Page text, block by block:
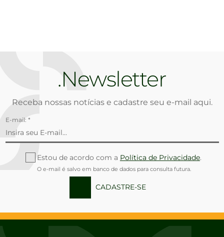
Newsletter
Receba nossas notícias e cadastre seu e-mail aqui.
E-mail: *
Estou de acordo com a Política de Privacidade.
O e-mail é salvo em banco de dados para consulta futura.
CADASTRE-SE